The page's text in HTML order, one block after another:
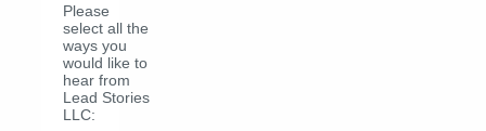
Please
select all the
ways you
would like to
hear from
Lead Stories
LLC: